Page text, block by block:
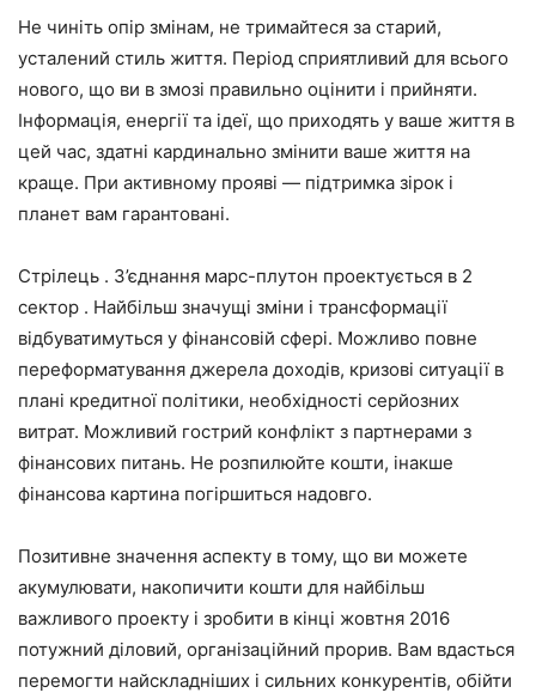
Не чиніть опір змінам, не тримайтеся за старий,
усталений стиль життя. Період сприятливий для всього
нового, що ви в змозі правильно оцінити і прийняти.
Інформація, енергії та ідеї, що приходять у ваше життя в
цей час, здатні кардинально змінити ваше життя на
краще. При активному прояві — підтримка зірок і
планет вам гарантовані.
Стрілець . З’єднання марс-плутон проектується в 2
сектор . Найбільш значущі зміни і трансформації
відбуватимуться у фінансовій сфері. Можливо повне
переформатування джерела доходів, кризові ситуації в
плані кредитної політики, необхідності серйозних
витрат. Можливий гострий конфлікт з партнерами з
фінансових питань. Не розпилюйте кошти, інакше
фінансова картина погіршиться надовго.
Позитивне значення аспекту в тому, що ви можете
акумулювати, накопичити кошти для найбільш
важливого проекту і зробити в кінці жовтня 2016
потужний діловий, організаційний прорив. Вам вдасться
перемогти найскладніших і сильних конкурентів, обійти